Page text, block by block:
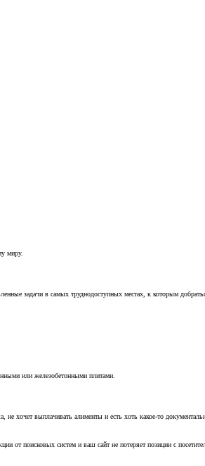
миру.
задачи в самых труднодоступных местах, к которым
или железобетонными плитами.
хочет выплачивать алименты и есть хоть какое-то
от поисковых систем и ваш сайт не потеряет позиции с